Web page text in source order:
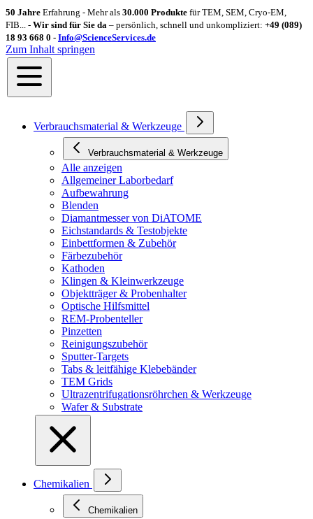
50 Jahre Erfahrung - Mehr als 30.000 Produkte für TEM, SEM, Cryo-EM,
FIB... - Wir sind für Sie da – persönlich, schnell und unkompliziert: +49 (089)
18 93 668 0 - Info@ScienceServices.de
Zum Inhalt springen
Verbrauchsmaterial & Werkzeuge
Verbrauchsmaterial & Werkzeuge
Alle anzeigen
Allgemeiner Laborbedarf
Aufbewahrung
Blenden
Diamantmesser von DiATOME
Eichstandards & Testobjekte
Einbettformen & Zubehör
Färbezubehör
Kathoden
Klingen & Kleinwerkzeuge
Objektträger & Probenhalter
Optische Hilfsmittel
REM-Probenteller
Pinzetten
Reinigungszubehör
Sputter-Targets
Tabs & leitfähige Klebebänder
TEM Grids
Ultrazentrifugationsröhrchen & Werkzeuge
Wafer & Substrate
Chemikalien
Chemikalien